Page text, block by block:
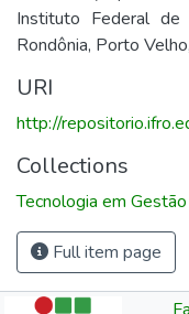
Instituto Federal de
Rondônia, Porto
URI
http://
Collections
Tecnologia em
Full item page